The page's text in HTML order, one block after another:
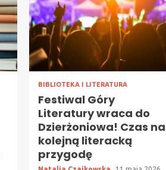
BIBLIOTEKA I LITERATURA
Festiwal Góry
Literatury wraca do
Dzierżoniowa! Czas na
kolejną literacką
przygodę